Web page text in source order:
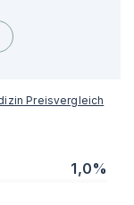
Preisvergleich
1,0%